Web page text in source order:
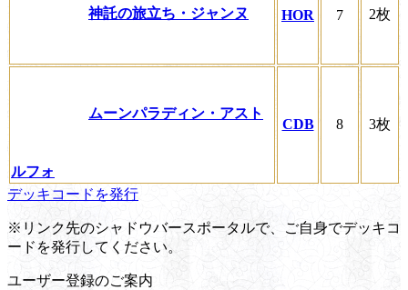
神託の旅立ち・ジャンヌ HOR 7 2枚
ムーンパラディン・アスト
ルフォ
CDB 8 3枚
デッキコードを発行
※リンク先のシャドウバースポータルで、ご自身でデッキコ
ードを発行してください。
ユーザー登録のご案内